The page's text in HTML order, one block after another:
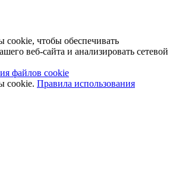
чтобы обеспечивать
веб-сайта и анализировать сетевой
файлов cookie
cookie. Правила использования